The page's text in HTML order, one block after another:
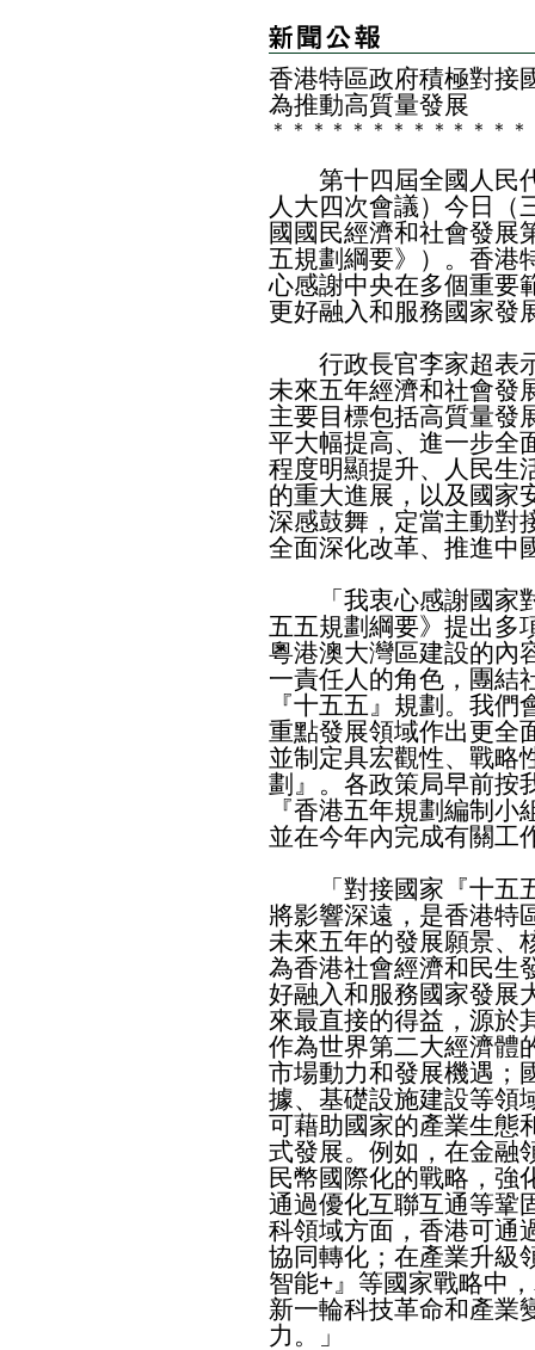
香港特區政府積極對
為推動高質量發展
＊ ＊ ＊ ＊ ＊ ＊ ＊ ＊ ＊ ＊ ＊ ＊ ＊
第十四屆全國人民代
人大四次會議）今日（
國國民經濟和社會發展
五規劃綱要》）。香港
心感謝中央在多個重要
更好融入和服務國家發
行政長官李家超表示
未來五年經濟和社會發
主要目標包括高質量發
平大幅提高、進一步全
程度明顯提升、人民生
的重大進展，以及國家
深感鼓舞，定當主動對
全面深化改革、推進中
「我衷心感謝國家對
五五規劃綱要》提出多
粵港澳大灣區建設的內
一責任人的角色，團結
『十五五』規劃。我
重點發展領域作出更全
並制定具宏觀性、戰略
劃』。各政策局早前按
『香港五年規劃編制
並在今年內完成有關工
「對接國家『十五五
將影響深遠，是香港特
未來五年的發展願景、
為香港社會經濟和民生
好融入和服務國家發展
來最直接的得益，源於
作為世界第二大經濟體
市場動力和發展機遇；
據、基礎設施建設等領
可藉助國家的產業生態
式發展。例如，在金融
民幣國際化的戰略，強
通過優化互聯互通等鞏
科領域方面，香港可通
協同轉化；在產業升級
智能+』等國家戰略中
新一輪科技革命和產業
力。」